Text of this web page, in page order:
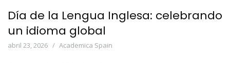
Día de la Lengua Inglesa: celebrando
un idioma global
abril 23, 2026 Academica Spain